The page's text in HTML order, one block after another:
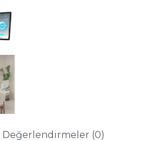
Değerlendirmeler (0)